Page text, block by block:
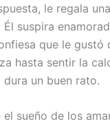
le regala
suspira
que le gustó
hasta sentir la
un buen rato.
sueño de los